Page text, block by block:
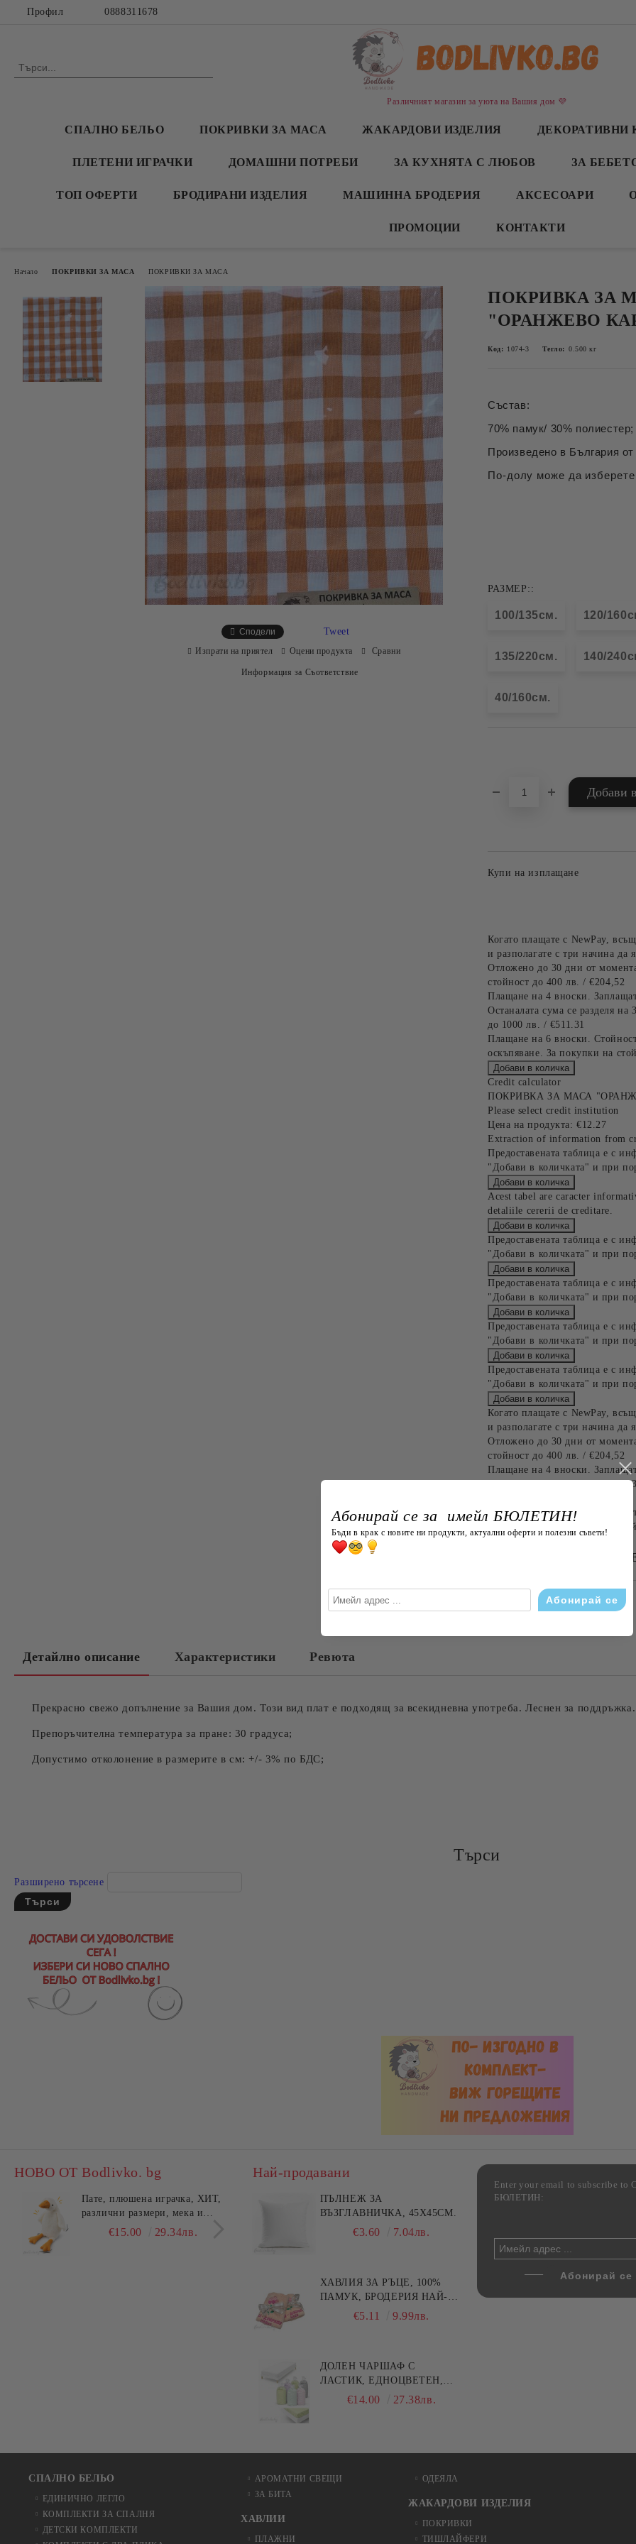
Профил 0888311678
Различният магазин за уюта на Вашия дом 💜
СПАЛНО БЕЛЬО ПОКРИВКИ ЗА МАСА ЖАКАРДОВИ ИЗДЕЛИЯ ДЕКОРАТИВНИ
ПЛЕТЕНИ ИГРАЧКИ ДОМАШНИ ПОТРЕБИ ЗА КУХНЯТА С ЛЮБОВ ЗА
ТОП ОФЕРТИ БРОДИРАНИ ИЗДЕЛИЯ МАШИННА БРОДЕРИЯ АКСЕСОАРИ
ПРОМОЦИИ КОНТАКТИ
Начало ПОКРИВКИ ЗА МАСА ПОКРИВКИ ЗА МАСА
ПОКРИВКА ЗА
"ОРАНЖЕВО
Код: 1074-3 Тегло: 0.500 кг
Състав:
70% памук/ 30%
Произведено в България
По-долу може да
РАЗМЕР::
100/135см. 120/
135/220см. 140/
40/160см.
Купи на изплащане
Когато плащате с NewPay,
и разполагате с три начина да
Отложено до 30 дни от
стойност до 400 лв. / €204,52
Плащане на 4 вноски.
Останалата сума се разделя
до 1000 лв. / €511.31
Плащане на 6 вноски.
оскъпяване. За покупки на
Credit calculator
ПОКРИВКА ЗА МАСА
Please select credit institution
Цена на продукта: €12.27
Extraction of information from
Предоставената таблица е с
"Добави в количката" и при
Acest tabel are caracter
detaliile cererii de creditare.
Предоставената таблица е с
"Добави в количката" и при
Предоставената таблица е с
"Добави в количката" и при
Предоставената таблица е с
"Добави в количката" и при
Предоставената таблица е с
"Добави в количката" и при
Когато плащате с NewPay,
и разполагате с три начина да
Отложено до 30 дни от
стойност до 400 лв. / €204,52
Плащане на 4 вноски.
Останалата сума се разделя
Плащане на 6 вноски.
оскъпяване. За покупки на
БЪРЗА ПОРЪЧКА
САМО ПОПЪЛНЕТЕ 4 ПОЛЕТА
Сподели Tweet
Изпрати на приятел Оцени продукта Сравни
Информация за Съответствие
Детайлно описание Характеристики Ревюта
Прекрасно свежо допълнение за Вашия дом. Този вид плат е подходящ за всекидневна употреба. Леснен за поддръжка.
Препоръчителна температура за пране: 30 градуса;
Допустимо отколонение в размерите в см: +/- 3% по БДС;
Търси
Разширено търсене
НОВО ОТ Bodlivko. bg
Пате, плюшена играчка, ХИТ,
различни размери, мека и
гушлива€15.00 29.34лв.
Калъфка за възглавница ,
едноцветна, 100% памук,
различни цветове по избор
€4.00 7.82лв.
Комплект за алкохолни
Най-продавани
ПЪЛНЕЖ ЗА
ВЪЗГЛАВНИЧКА, 45X45СМ.
€3.60 7.04лв.
ХАВЛИЯ ЗА РЪЦЕ, 100%
ПАМУК, БРОДЕРИЯ НАЙ-
ДОБАРАТА МАЙКА/БАБА ,
€5.11 9.99лв.
ДОЛЕН ЧАРШАФ С
ЛАСТИК, ЕДНОЦВЕТЕН,
100% ПАМУК, РАЗЛИЧНИ
€14.00 27.38лв.
Enter your email to subscribe
БЮЛЕТИН:
СПАЛНО БЕЛЬО
ЕДИНИЧНО ЛЕГЛО
КОМПЛЕКТИ ЗА СПАЛНЯ
ДЕТСКИ КОМПЛЕКТИ
АРОМАТНИ СВЕЩИ
ЗА БИТА
ХАВЛИИ
ПЛАЖНИ
ОДЕЯЛА
ЖАКАРДОВИ ИЗДЕЛИЯ
ПОКРИВКИ
ТИШЛАЙФЕРИ
Абонирай се за имейл БЮЛЕТИН!
Бъди в крак с новите ни продукти, актуални оферти и полезни съвети!